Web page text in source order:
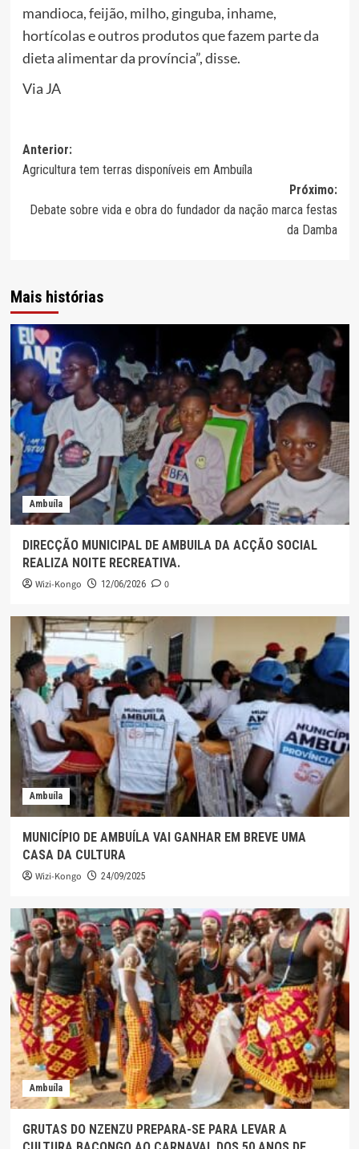
mandioca, feijão, milho, ginguba, inhame,
hortícolas e outros produtos que fazem parte da
dieta alimentar da província”, disse.
Via JA
Navegação
de
artigos
Anterior:
Agricultura tem terras disponíveis em Ambuíla
Próximo:
Debate sobre vida e obra do fundador da nação marca festas
da Damba
Mais histórias
Ambuíla
DIRECÇÃO MUNICIPAL DE AMBUILA DA ACÇÃO SOCIAL
REALIZA NOITE RECREATIVA.
Wizi-Kongo 12/06/2026 0
Ambuíla
MUNICÍPIO DE AMBUÍLA VAI GANHAR EM BREVE UMA
CASA DA CULTURA
Wizi-Kongo 24/09/2025
Ambuíla
GRUTAS DO NZENZU PREPARA-SE PARA LEVAR A